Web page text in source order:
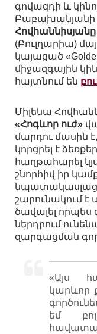
գովազդի և
Բաբախանյանի
Հովհաննիսյանը
(Բուլղարիա)
կայացած
միջազգային
հայտնում են
Միլենա
«Հոգևոր ուժ»
մարդու մասին
կորցրել է
հաղթահարել
շնորհիվ իր
շարունակում է
ծավալել որպես
ներդրում
զարգացման
«Այս
կարևոր
եմ